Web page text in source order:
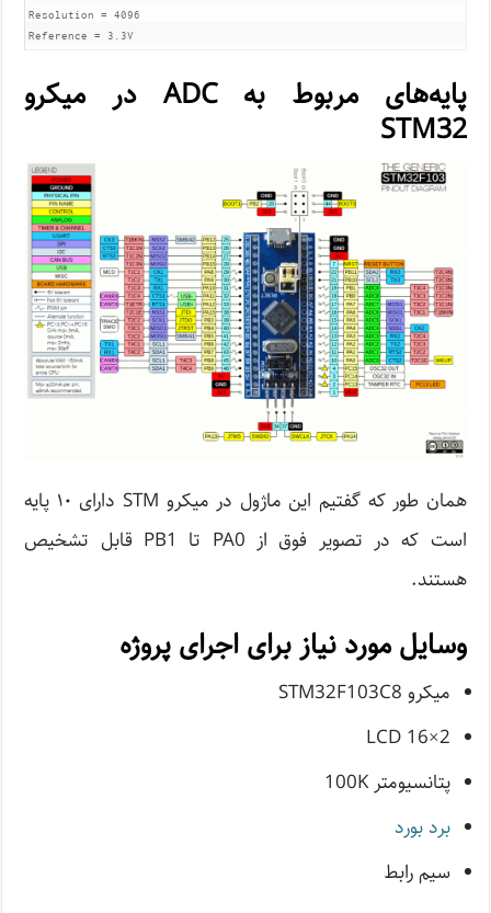
Resolution = 4096
Reference = 3.3V
پایه‌های مربوط به ADC در میکرو
STM32
همان طور که گفتیم این ماژول در میکرو STM دارای ۱۰ پایه
است که در تصویر فوق از PA0 تا PB1 قابل تشخیص
هستند.
وسایل مورد نیاز برای اجرای پروژه
میکرو STM32F103C8
LCD 16×2
پتانسیومتر 100K
برد بورد
سیم رابط